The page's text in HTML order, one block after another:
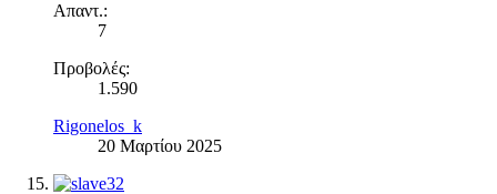
Απαντ.:
7
Προβολές:
1.590
Rigonelos_k
20 Μαρτίου 2025